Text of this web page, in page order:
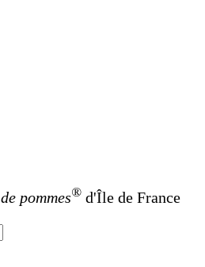
de pommes® d'Île de France